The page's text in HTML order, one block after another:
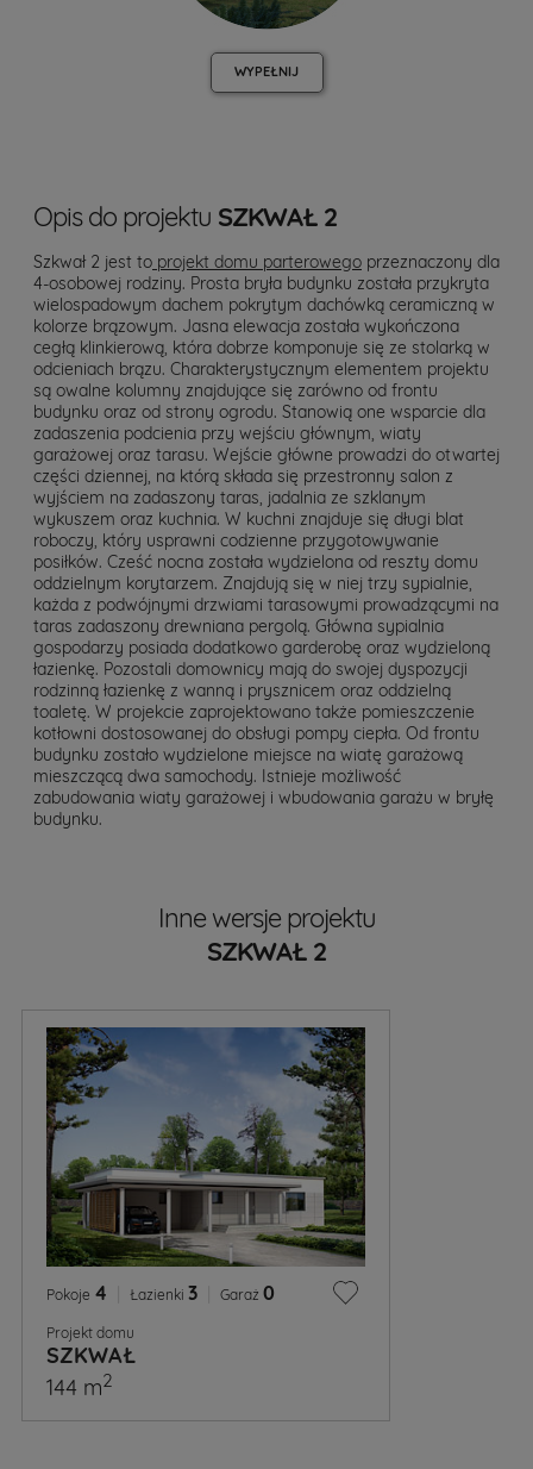
WYPEŁNIJ
Opis do projektu SZKWAŁ 2
Szkwał 2 jest to projekt domu parterowego przeznaczony dla
4-osobowej rodziny. Prosta bryła budynku została przykryta
wielospadowym dachem pokrytym dachówką ceramiczną w
kolorze brązowym. Jasna elewacja została wykończona
cegłą klinkierową, która dobrze komponuje się ze stolarką w
odcieniach brązu. Charakterystycznym elementem projektu
są owalne kolumny znajdujące się zarówno od frontu
budynku oraz od strony ogrodu. Stanowią one wsparcie dla
zadaszenia podcienia przy wejściu głównym, wiaty
garażowej oraz tarasu. Wejście główne prowadzi do otwartej
części dziennej, na którą składa się przestronny salon z
wyjściem na zadaszony taras, jadalnia ze szklanym
wykuszem oraz kuchnia. W kuchni znajduje się długi blat
roboczy, który usprawni codzienne przygotowywanie
posiłków. Cześć nocna została wydzielona od reszty domu
oddzielnym korytarzem. Znajdują się w niej trzy sypialnie,
każda z podwójnymi drzwiami tarasowymi prowadzącymi na
taras zadaszony drewniana pergolą. Główna sypialnia
gospodarzy posiada dodatkowo garderobę oraz wydzieloną
łazienkę. Pozostali domownicy mają do swojej dyspozycji
rodzinną łazienkę z wanną i prysznicem oraz oddzielną
toaletę. W projekcie zaprojektowano także pomieszczenie
kotłowni dostosowanej do obsługi pompy ciepła. Od frontu
budynku zostało wydzielone miejsce na wiatę garażową
mieszczącą dwa samochody. Istnieje możliwość
zabudowania wiaty garażowej i wbudowania garażu w bryłę
budynku.
Inne wersje projektu
SZKWAŁ 2
Pokoje 4 Łazienki 3 Garaż 0
Projekt domu
SZKWAŁ
144 m2